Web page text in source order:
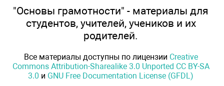
"Основы грамотности" - материалы для
студентов, учителей, учеников и их
родителей.
Все материалы доступны по лицензии Creative
Commons Attribution-Sharealike 3.0 Unported CC BY-SA
3.0 и GNU Free Documentation License (GFDL)